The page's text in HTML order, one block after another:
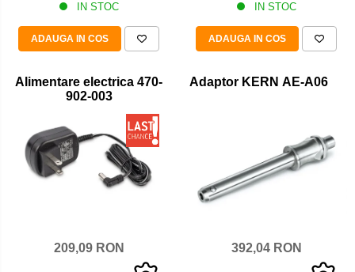
IN STOC
ADAUGA IN COS
IN STOC
ADAUGA IN COS
Alimentare electrica 470-
902-003
209,09 RON
Adaptor KERN AE-A06
392,04 RON